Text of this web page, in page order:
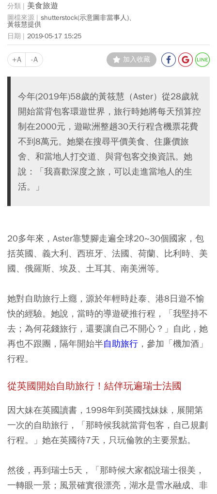
美食旅遊
shutterstock(示意圖非當事人)、
黃筱慧提供
2019-05-17 15:25
+A -A 加入收藏
今年(2019年)58歲的黃筱慧（Aster）從28歲就
開始當背包客環遊世界，旅行時她將每天預算控
制在2000元，遊歐洲整趟30天行程含機票花費
不到8萬元。她樂在搜尋平價美食、住廉價旅
舍、和當地人打交道、與背包客交換資訊。她
說：「我喜歡深度之旅，可以走進當地人的生
活。」
20多年來，Aster靠雙腳走遍全球20~30個國家，包
括英國、義大利、西班牙、法國、荷蘭、比利時、美
國、俄羅斯、埃及、土耳其、南美洲等。
她對自助旅行上癮，源於年輕時赴泰、港8日遊不愉
快的經驗。她說，當時的導遊硬推行程，「我堅持不
去；為何花錢旅行，還要讓自己不開心？」自此，她
再也不跟團，隔年開始半自助旅行 ，參加「機加酒」
行程。
從英國開始自助旅行！結伴玩遍瑞士法國
因大妹在英國讀書，1998年到英國找妹妹，展開第
一次的自助旅行，「那時候我就當背包客，自己規劃
行程。」她在英國待7天，只玩倫敦的主要景點。
然後，再到瑞士5天，「那時候大家都說瑞士很美，
一轉眼一景；風景確實很漂亮，湖水是雪水融成、非